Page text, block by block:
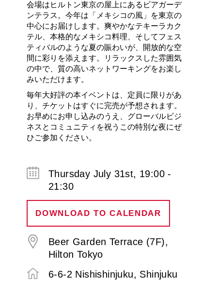
会場はヒルトン東京の屋上にあるビアガーデ
ンテラス。今年は「メキシコの風」を東京の
中心にお届けします。爽やかなテキーラカク
テル、本格的なメキシコ料理、そしてフェス
ティバルのような夏の賑わいが、開放的な空
間に彩りを添えます。リラックスした雰囲気
の中で、質の高いネットワーキングをお楽し
みいただけます。
毎年大好評の本イベントは、定員に限りがあ
り、チケットはすぐに完売が予想されます。
お早めにお申し込みのうえ、グローバルビジ
ネスとコミュニティを祝うこの特別な夜にぜ
ひご参加ください。
Thursday July 31st, 19:00 -
21:30
DOWNLOAD TO CALENDAR
Beer Garden Terrace (7F),
Hilton Tokyo
6-6-2 Nishishinjuku, Shinjuku